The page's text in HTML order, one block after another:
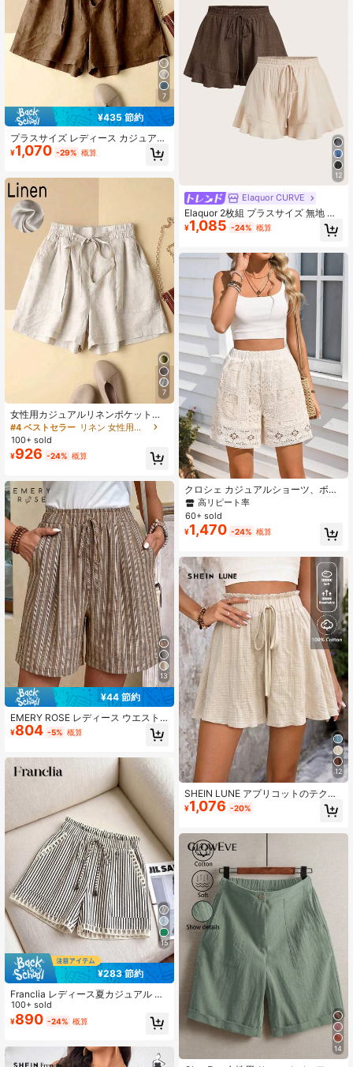
7
¥435 節約
プラスサイズ レディース カジュアル
リネン ウエストゴム ショーツ ポケ
ット付き、春/夏 ブラウン
¥1,070 -29% 概算
7
女性用カジュアルリネンポケット付
きウエスト伸縮性ショーツ、春夏に
最適
#4 ベストセラー
リネン 女性用ボトムス
100+ sold
¥926 -24% 概算
13
¥44 節約
EMERY ROSE レディース ウエスト
タイ ストライプ ポケット カジュア
ルショーツ
¥804 -5% 概算
15
¥283 節約
Franclia レディース夏カジュアル バ
ケーション&通勤用 ストライプ柄 ペ
ーパーバッグウエスト コントラスト
レースショーツ
100+ sold
¥890 -24% 概算
ダショーツ
12
Elaquor CURVE
Elaquor 2枚組 プラスサイズ 無地 ド
ローストリングウエスト カジュアル
万能 デイリーウェア ショーツ
¥1,085 -24% 概算
クロシェ カジュアルショーツ、ボヘ
ミアンスタイル クロシェ バミューダ
ショーツ、バケーション&デイリーウ
ェアに適しています、春夏
高リピート率
60+ sold
¥1,470 -24% 概算
12
SHEIN LUNE アプリコットのテクス
チャ生地ルーズデザインカジュアル
バケーションスタイルルーズなボヘ
イル夏の旅行ビーチストリートフォ
トグラフィー雰囲気夏服夏ショーツ
夏の新作エッセンシャルファッショ
ンニッチデザイン多用途レディース
カジュアルルーズショーツ
¥1,076 -20%
14